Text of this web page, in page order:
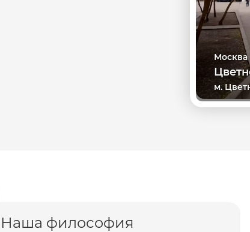
Москва
м.
Наша философия